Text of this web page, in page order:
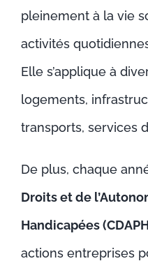
pleinement à la vie
activités
Elle s’applique à
logements,
transports, services
De plus, chaque
Droits et de
Handicapées
actions entreprises